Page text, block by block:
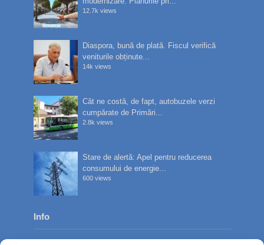
12.7k views
Diaspora, bună de plată. Fiscul verifică
veniturile obținute...
14k views
Cât ne costă, de fapt, autobuzele verzi
cumpărate de Primări...
2.8k views
Stare de alertă: Apel pentru reducerea
consumului de energie...
600 views
Info